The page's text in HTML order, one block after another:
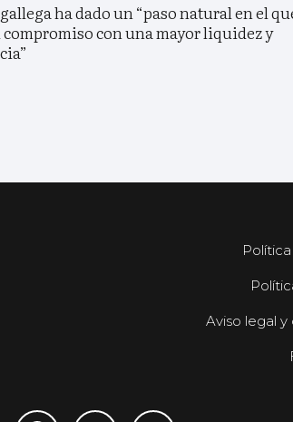
ha dado un “paso natural en el
con una mayor liquidez y
Aviso legal